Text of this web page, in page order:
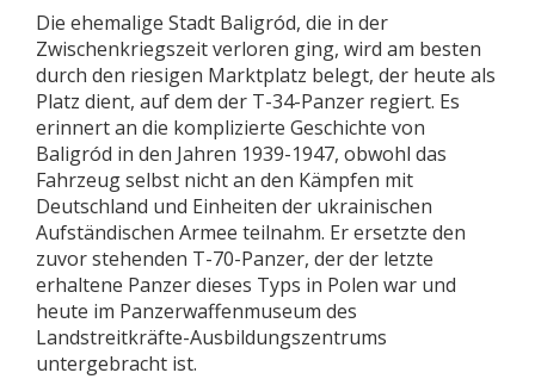
Die ehemalige Stadt Baligród, die in der
Zwischenkriegszeit verloren ging, wird am besten
durch den riesigen Marktplatz belegt, der heute als
Platz dient, auf dem der T-34-Panzer regiert. Es
erinnert an die komplizierte Geschichte von
Baligród in den Jahren 1939-1947, obwohl das
Fahrzeug selbst nicht an den Kämpfen mit
Deutschland und Einheiten der ukrainischen
Aufständischen Armee teilnahm. Er ersetzte den
zuvor stehenden T-70-Panzer, der der letzte
erhaltene Panzer dieses Typs in Polen war und
heute im Panzerwaffenmuseum des
Landstreitkräfte-Ausbildungszentrums
untergebracht ist.